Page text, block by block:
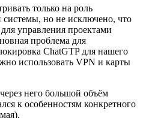
только на роль
системы, но не исключено, что
управления проектами
проблема для
ChatGTP для нашего
использовать VPN и карты
него большой объём
к особенностям конкретного